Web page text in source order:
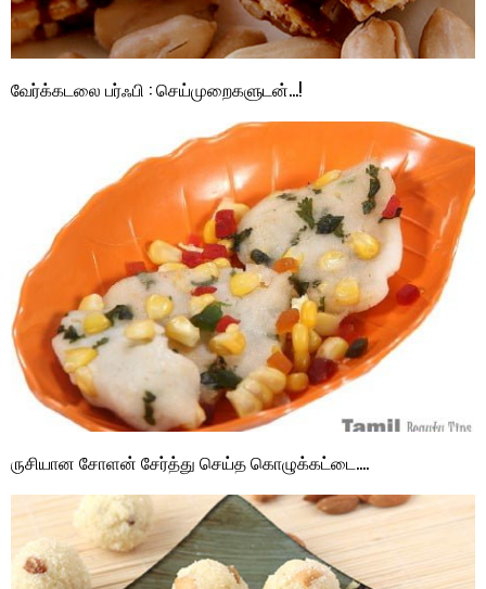
வேர்க்கடலை பர்ஃபி : செய்முறைகளுடன்…!
ருசியான சோளன் சேர்த்து செய்த கொழுக்கட்டை….